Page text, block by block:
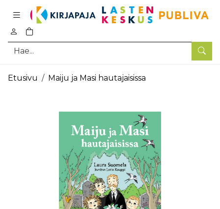
Hae
0
tuotetta ostoskorissa
Pääsisältö
Etusivu Maiju ja Masi hautajaisissa